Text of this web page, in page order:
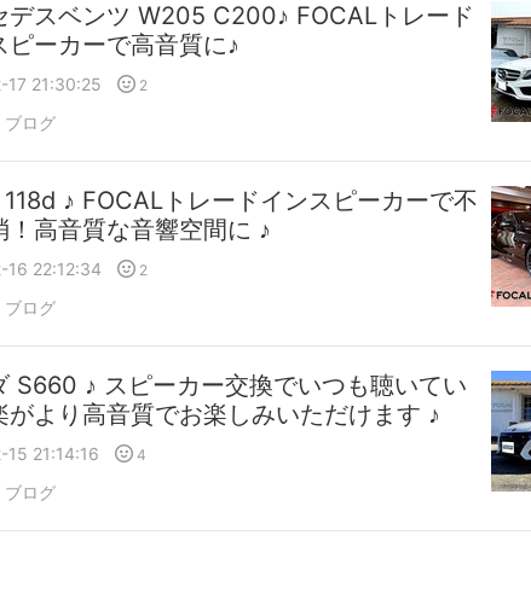
デスベンツ W205 C200♪ FOCALトレード
ピーカーで高音質に♪
17 21:30:25 2
ブログ
♪ FOCALトレードインスピーカーで不
！高音質な音響空間に ♪
16 22:12:34 2
ブログ
S660 ♪ スピーカー交換でいつも聴いてい
がより高音質でお楽しみいただけます ♪
15 21:14:16 4
ブログ